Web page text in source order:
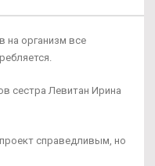
на организм все
сестра Левитан Ирина
справедливым, но